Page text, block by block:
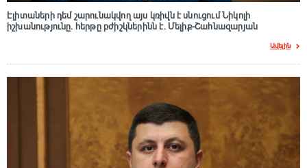
Էլիտաների դեմ շարունակվող այս կռիվն է սնուցում Նիկոլի
իշխանությունը. հերթը բժիշկներինն է. Մելիք-Շահնազարյան
Ավելին